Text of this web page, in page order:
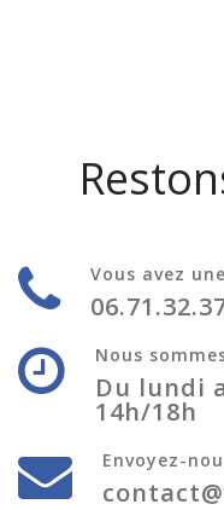
Vous avez
Nous
Du lundi
14h/18h
Envoyez-